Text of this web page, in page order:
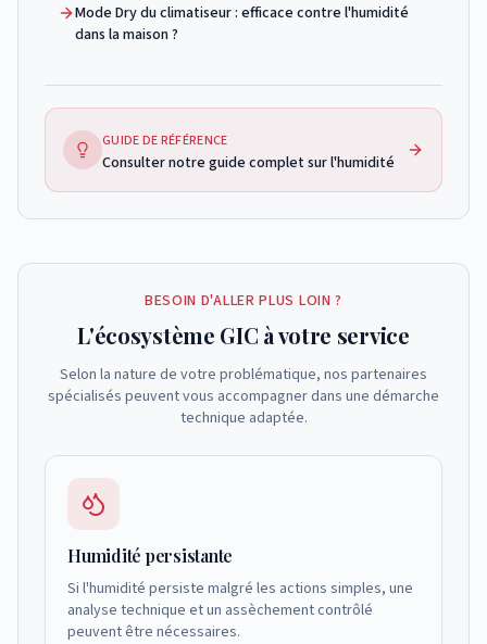
Mode Dry du climatiseur : efficace contre l'humidité
dans la maison ?
GUIDE DE RÉFÉRENCE
Consulternotre guide complet sur l'humidité
BESOIN D'ALLER PLUS LOIN ?
L'écosystème GIC à votre service
Selon la nature de votre problématique, nos partenaires
spécialisés peuvent vous accompagner dans une démarche
technique adaptée.
Humidité persistante
Si l'humidité persiste malgré les actions simples, une
analyse technique et un assèchement contrôlé
peuvent être nécessaires.